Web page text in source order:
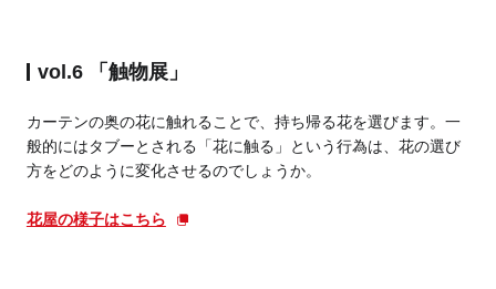
vol.6 「触物展」
カーテンの奥の花に触れることで、持ち帰る花を選びます。一
般的にはタブーとされる「花に触る」という行為は、花の選び
方をどのように変化させるのでしょうか。
花屋の様子はこちら